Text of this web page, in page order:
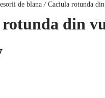
de blana /Caciula rotunda
din